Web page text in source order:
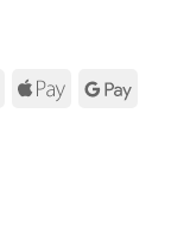
Sepa
Apple
Google